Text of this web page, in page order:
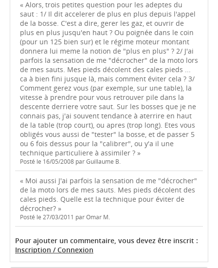
« Alors, trois petites question pour les adeptes du
saut : 1/ Il dit accelerer de plus en plus depuis l'appel
de la bosse. C'est a dire, gerer les gaz, et ouvrir de
plus en plus jusqu'en haut ? Ou poignée dans le coin
(pour un 125 bien sur) et le régime moteur montant
donnera lui meme la notion de "plus en plus" ? 2/ J'ai
parfois la sensation de me "décrocher" de la moto lors
de mes sauts. Mes pieds décolent des cales pieds ...
ca à bien fini jusque là, mais comment éviter cela ? 3/
Comment gerez vous (par exemple, sur une table), la
vitesse à prendre pour vous retrouver pile dans la
descente derriere votre saut. Sur les bosses que je ne
connais pas, j'ai souvent tendance à aterrire en haut
de la table (trop court), ou apres (trop long). Etes vous
obligés vous aussi de "tester" la bosse, et de passer 5
ou 6 fois dessus pour la "calibrer", ou y'a il une
technique particuliere à assimiler ? »
Posté le 16/05/2008 par Guillaume B.
« Moi aussi J'ai parfois la sensation de me "décrocher"
de la moto lors de mes sauts. Mes pieds décolent des
cales pieds. Quelle est la technique pour éviter de
décrocher? »
Posté le 27/03/2011 par Omar M.
Pour ajouter un commentaire, vous devez être inscrit :
Inscription / Connexion